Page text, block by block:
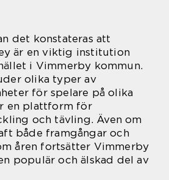
det konstateras att
är en viktig institution
i Vimmerby kommun.
olika typer av
för spelare på olika
en plattform för
och tävling. Även om
både framgångar och
åren fortsätter Vimmerby
populär och älskad del av